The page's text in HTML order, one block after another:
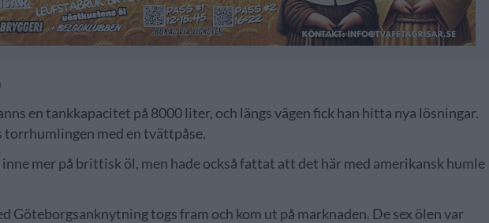
en tankkapacitet på 8000 liter, och längs vägen fick han hitta nya lösningar.
torrhumlingen med en tvättpåse.
inne mer på brittisk öl, men hade också fattat att det här med amerikansk humle
Göteborgsanknytning togs fram och kom ut på marknaden. De sex ölen var